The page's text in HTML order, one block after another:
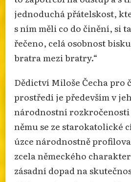
jednoduchá přátelskost,
s ním měli co do činění, si
řečeno, celá osobnost
bratra mezi bratry.“
Dědictví Miloše Čecha pro
prostředí je především v
národnostní
němu se ze starokatolické
úzce národnostně
zcela německého
zásadní dopad na